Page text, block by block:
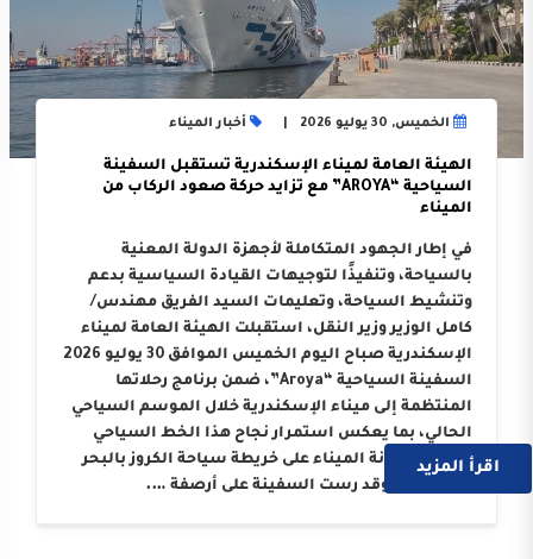
الخميس, 30 يوليو 2026 أخبار الميناء
الهيئة العامة لميناء الإسكندرية تستقبل السفينة
السياحية “AROYA” مع تزايد حركة صعود الركاب من
الميناء
في إطار الجهود المتكاملة لأجهزة الدولة المعنية
بالسياحة، وتنفيذًا لتوجيهات القيادة السياسية بدعم
وتنشيط السياحة، وتعليمات السيد الفريق مهندس/
كامل الوزير وزير النقل، استقبلت الهيئة العامة لميناء
الإسكندرية صباح اليوم الخميس الموافق 30 يوليو 2026
السفينة السياحية “Aroya”، ضمن برنامج رحلاتها
المنتظمة إلى ميناء الإسكندرية خلال الموسم السياحي
الحالي، بما يعكس استمرار نجاح هذا الخط السياحي
وترسيخ مكانة الميناء على خريطة سياحة الكروز بالبحر
المتوسط. وقد رست السفينة على أرصفة ….
اقرأ المزيد